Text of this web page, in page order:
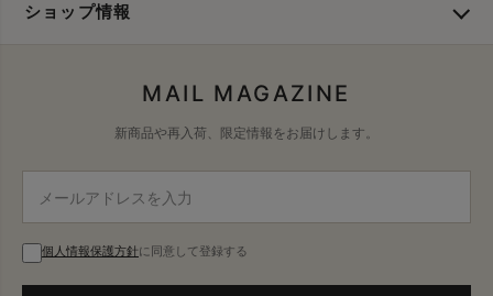
ショップ情報
MAIL MAGAZINE
新商品や再入荷、限定情報をお届けします。
個人情報保護方針に同意して登録する